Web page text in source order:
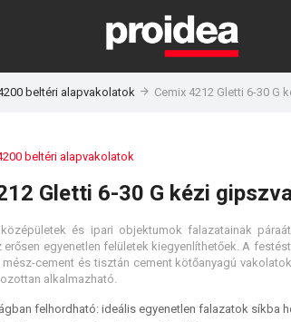
beltéri alapvakolatok Cemix 4212 Gletti 6-30 G
beltéri alapvakolatok
Gletti 6-30 G kézi
és ipari objektumok falazatainak
erősen egyenetlen felületek kiegyenlíthetőek. A
cement és tisztán cement kötőanyagú
alkalmazható.
felhordható: ideális egyenetlen falazatok síkba